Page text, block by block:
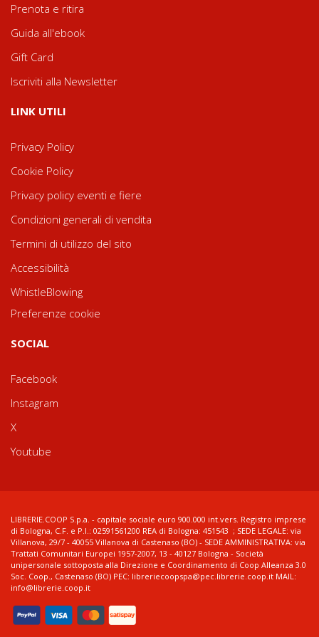
Prenota e ritira
Guida all'ebook
Gift Card
Iscriviti alla Newsletter
LINK UTILI
Privacy Policy
Cookie Policy
Privacy policy eventi e fiere
Condizioni generali di vendita
Termini di utilizzo del sito
Accessibilità
WhistleBlowing
Preferenze cookie
SOCIAL
Facebook
Instagram
X
Youtube
LIBRERIE.COOP S.p.a. - capitale sociale euro 900.000 int.vers. Registro imprese
di Bologna, C.F. e P.I.: 02591561200 REA di Bologna: 451543 ; SEDE LEGALE: via
Villanova, 29/7 - 40055 Villanova di Castenaso (BO) - SEDE AMMINISTRATIVA: via
Trattati Comunitari Europei 1957-2007, 13 - 40127 Bologna - Società
unipersonale sottoposta alla Direzione e Coordinamento di Coop Alleanza 3.0
Soc. Coop., Castenaso (BO) PEC: libreriecoopspa@pec.librerie.coop.it MAIL:
info@librerie.coop.it